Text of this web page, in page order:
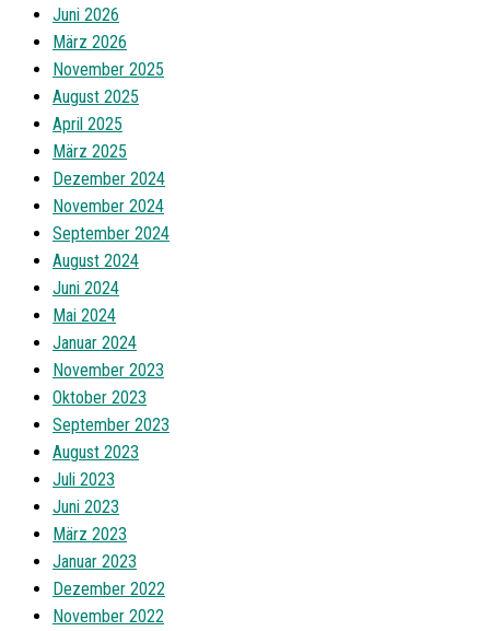
Juni 2026
März 2026
November 2025
August 2025
April 2025
März 2025
Dezember 2024
November 2024
September 2024
August 2024
Juni 2024
Mai 2024
Januar 2024
November 2023
Oktober 2023
September 2023
August 2023
Juli 2023
Juni 2023
März 2023
Januar 2023
Dezember 2022
November 2022